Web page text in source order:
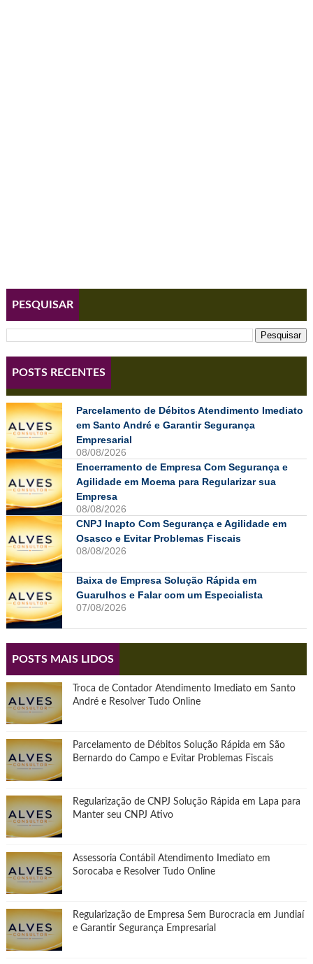
PESQUISAR
POSTS RECENTES
Parcelamento de Débitos Atendimento Imediato
em Santo André e Garantir Segurança
Empresarial
08/08/2026
Encerramento de Empresa Com Segurança e
Agilidade em Moema para Regularizar sua
Empresa
08/08/2026
CNPJ Inapto Com Segurança e Agilidade em
Osasco e Evitar Problemas Fiscais
08/08/2026
Baixa de Empresa Solução Rápida em
Guarulhos e Falar com um Especialista
07/08/2026
POSTS MAIS LIDOS
Troca de Contador Atendimento Imediato em Santo
André e Resolver Tudo Online
Parcelamento de Débitos Solução Rápida em São
Bernardo do Campo e Evitar Problemas Fiscais
Regularização de CNPJ Solução Rápida em Lapa para
Manter seu CNPJ Ativo
Assessoria Contábil Atendimento Imediato em
Sorocaba e Resolver Tudo Online
Regularização de Empresa Sem Burocracia em Jundiaí
e Garantir Segurança Empresarial